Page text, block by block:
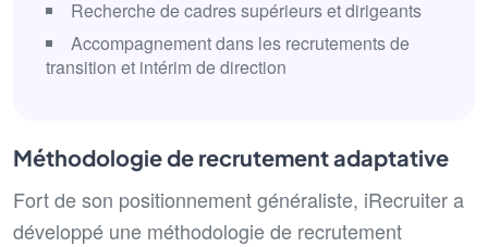
Recherche de cadres supérieurs et dirigeants
Accompagnement dans les recrutements de
transition et intérim de direction
Méthodologie de recrutement adaptative
Fort de son positionnement généraliste, iRecruiter a
développé une méthodologie de recrutement